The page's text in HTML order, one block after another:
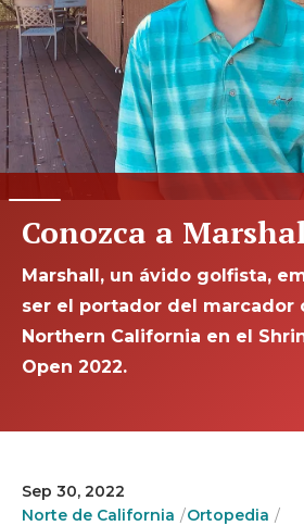
Conozca a
Marshall, un ávido golfista,
ser el portador del marcador
Northern California en el
Open 2022.
Sep 30, 2022
Norte de California
Ortopedia